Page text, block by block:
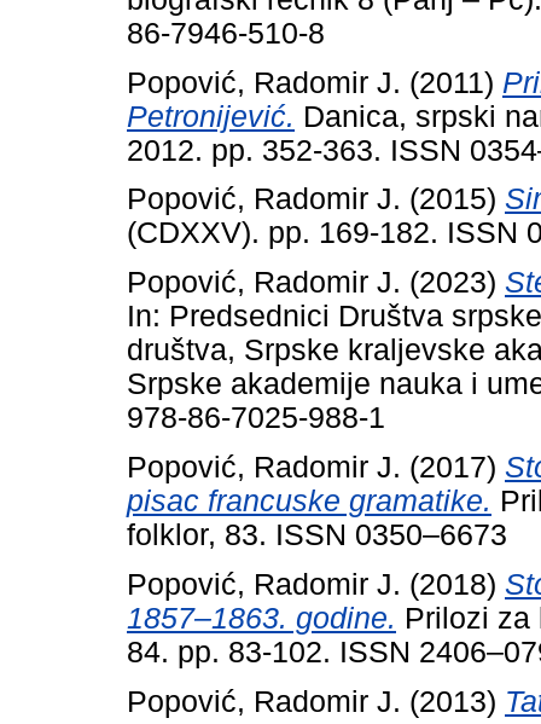
86-7946-510-8
Popović, Radomir J. (2011)
Petronijević. Danica, srpski
2012. pp. 352-363. ISSN
Popović, Radomir J. (2015)
(CDXXV). pp. 169-182. ISSN
Popović, Radomir J. (2023)
In: Predsednici Društva
društva, Srpske kraljevske
Srpske akademije nauka i
978-86-7025-988-1
Popović, Radomir J. (2017)
pisac francuske gramatike.
folklor, 83. ISSN 0350–6673
Popović, Radomir J. (2018)
1857–1863. godine. Prilozi za
84. pp. 83-102. ISSN
Popović, Radomir J. (2013)